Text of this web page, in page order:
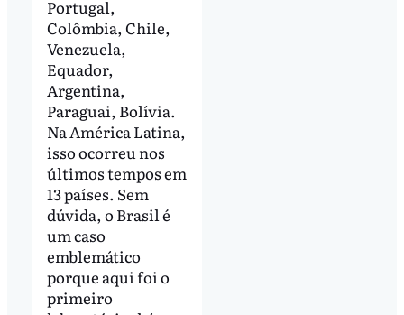
Portugal,
Colômbia, Chile,
Venezuela,
Equador,
Argentina,
Paraguai, Bolívia.
Na América Latina,
isso ocorreu nos
últimos tempos em
13 países. Sem
dúvida, o Brasil é
um caso
emblemático
porque aqui foi o
primeiro